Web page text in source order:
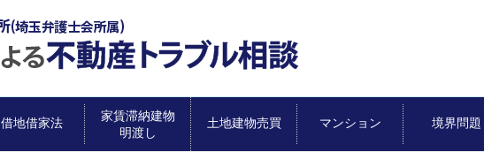
借地借家法
家賃滞納建物
明渡し
土地建物売買 マンション 境界問題